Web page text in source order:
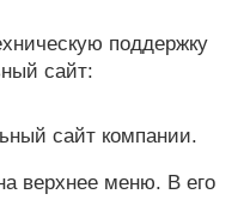
поддержку
сайт:
сайт компании.
верхнее меню. В его